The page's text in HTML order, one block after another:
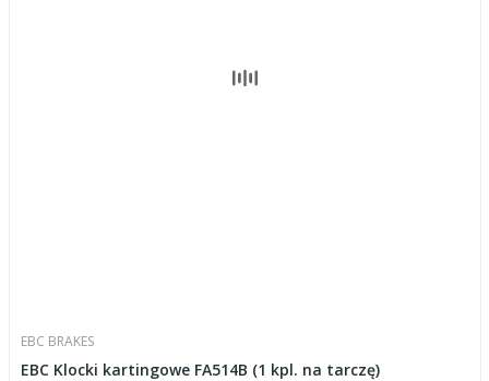
EBC BRAKES
EBC Klocki kartingowe FA514B (1 kpl. na tarczę)